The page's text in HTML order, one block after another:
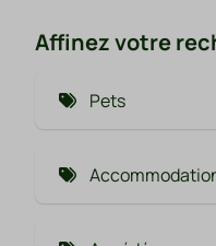
Affinez votre
Pets